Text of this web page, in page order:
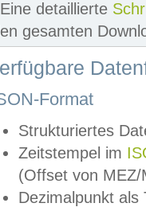
Eine detaillierte
gesamten
Format
Strukturiertes
Zeitstempel im
(Offset von MEZ/
Dezimalpunkt als